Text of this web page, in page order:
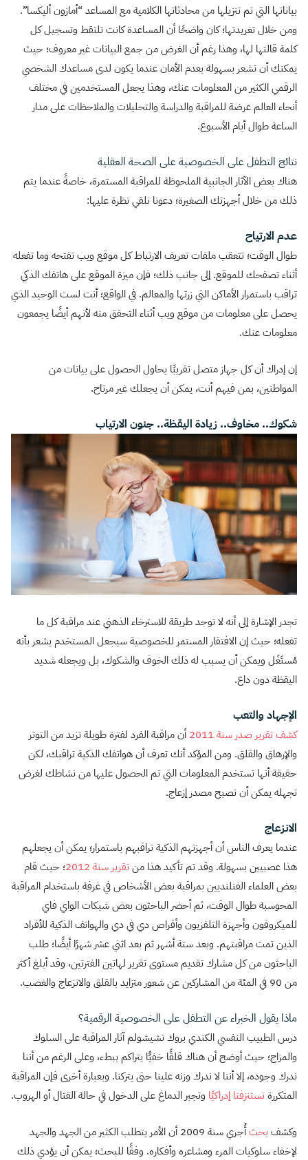
بياناتها التي تم تنزيلها من محادثاتها الكلامية مع المساعد “أمازون أليكسا”.
ومن خلال تغريدتها؛ كان واضحًا أن المساعدة كانت تلتقط وتسجيل كل
كلمة قالتها لها، وهذا رغم أن الغرض من جمع البيانات غير معروف؛ حيث
يمكنك أن تشعر بسهولة بعدم الأمان عندما يكون لدى مساعدك الشخصي
الرقمي الكثير من المعلومات عنك، وهذا يجعل المستخدمين في مختلف
أنحاء العالم عرضة للمراقبة والدراسة والتحليلات والملاحظات على مدار
الساعة طوال أيام الأسبوع.
نتائج التطفل على الخصوصية على الصحة العقلية
هناك بعض الآثار الجانبية الملحوظة للمراقبة المستمرة، خاصةً عندما يتم
ذلك من خلال أجهزتك الصغيرة؛ دعونا نلقي نظرة عليها:
عدم الارتياح
طوال الوقت؛ تتعقب ملفات تعريف الارتباط كل موقع ويب تفتحه وما تفعله
أثناء تصفحك للموقع. إلى جانب ذلك؛ فإن ميزة الموقع على هاتفك الذكي
تراقب باستمرار الأماكن التي زرتها والمعالم. في الواقع؛ أنت لست الوحيد الذي
يحصل على معلومات من موقع ويب أثناء التحقق منه لأنهم أيضًا يجمعون
معلومات عنك.
إن إدراك أن كل جهاز متصل تقريبًا يحاول الحصول على بيانات من
المواطنين، بمن فيهم أنت، يمكن أن يجعلك غير مرتاح.
شكوك.. مخاوف.. زيادة اليقظة.. جنون الارتياب
تجدر الإشارة إلى أنه لا توجد طريقة للاسترخاء الذهني عند مراقبة كل ما
تفعله؛ حيث إن الافتقار المستمر للخصوصية سيجعل المستخدم يشعر بأنه
مُستَغَل ويمكن أن يسبب له ذلك الخوف والشكوك، بل ويجعله شديد
اليقظة دون داع.
الإجهاد والتعب
كشف تقرير صدر سنة 2011
أن مراقبة الفرد لفترة طويلة تزيد من التوتر
والإرهاق والقلق. ومن المؤكد أنك تعرف أن هواتفك الذكية تراقبك، لكن
حقيقة أنها تستخدم المعلومات التي تم الحصول عليها من نشاطك لغرض
تجهله يمكن أن تصبح مصدر إزعاج.
الانزعاج
عندما يعرف الناس أن أجهزتهم الذكية تراقبهم باستمرار؛ يمكن أن يجعلهم
هذا عصبيين بسهولة. وقد تم تأكيد هذا منتقرير سنة 2012
؛ حيث قام
بعض العلماء الفنلنديين بمراقبة بعض الأشخاص في غرفة باستخدام المراقبة
المحوسبة طوال الوقت، ثم أحضر الباحثون بعض شبكات الواي فاي
للميكروفون وأجهزة التلفزيون وأقراص دي في دي والهواتف الذكية للأفراد
الذين تمت مراقبتهم. وبعد ستة أشهر ثم بعد اثني عشر شهرًا أيضًا؛ طلب
الباحثون من كل مشارك تقديم مستوى تقرير لهاتين الفترتين، وقد أبلغ أكثر
من 90 في المئة من المشاركين عن شعور متزايد بالقلق والانزعاج والغضب.
ماذا يقول الخبراء عن التطفل على الخصوصية الرقمية؟
درس الطبيب النفسي الكندي بروك تشيشولم آثار المراقبة على السلوك
والمزاج؛ حيث أوضح أن هناك قلقًا خفيًّا يتراكم ببطء، وعلى الرغم من أننا
ندرك وجوده، إلا أننا لا ندرك وزنه علينا حتى يتركنا. وبعبارة أخرى فإن المراقبة
المتكررةتستنزفنا إدراكيًا وتجبر الدماغ على الدخول في حالة القتال أو الهروب.
وكشف بحث
أُجري سنة 2009 أن الأمر يتطلب الكثير من الجهد والجهد
لإخفاء سلوكيات المرء ومشاعره وأفكاره. وفقًا للبحث؛ يمكن أن يؤدي ذلك